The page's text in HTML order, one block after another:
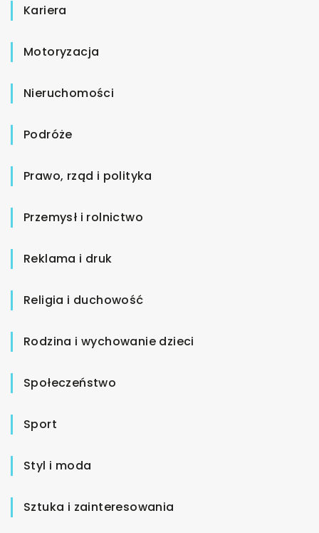
Kariera
Motoryzacja
Nieruchomości
Podróże
Prawo, rząd i polityka
Przemysł i rolnictwo
Reklama i druk
Religia i duchowość
Rodzina i wychowanie dzieci
Społeczeństwo
Sport
Styl i moda
Sztuka i zainteresowania